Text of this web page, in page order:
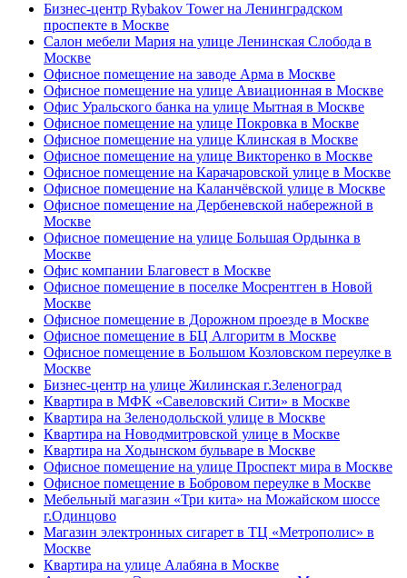
Бизнес-центр Rybakov Tower на Ленинградском
проспекте в Москве
Салон мебели Мария на улице Ленинская Слобода в
Москве
Офисное помещение на заводе Арма в Москве
Офисное помещение на улице Авиационная в Москве
Офис Уральского банка на улице Мытная в Москве
Офисное помещение на улице Покровка в Москве
Офисное помещение на улице Клинская в Москве
Офисное помещение на улице Викторенко в Москве
Офисное помещение на Карачаровской улице в Москве
Офисное помещение на Каланчёвской улице в Москве
Офисное помещение на Дербеневской набережной в
Москве
Офисное помещение на улице Большая Ордынка в
Москве
Офис компании Благовест в Москве
Офисное помещение в поселке Мосрентген в Новой
Москве
Офисное помещение в Дорожном проезде в Москве
Офисное помещение в БЦ Алгоритм в Москве
Офисное помещение в Большом Козловском переулке в
Москве
Бизнес-центр на улице Жилинская г.Зеленоград
Квартира в МФК «Савеловский Сити» в Москве
Квартира на Зеленодольской улице в Москве
Квартира на Новодмитровской улице в Москве
Квартира на Ходынском бульваре в Москве
Офисное помещение на улице Проспект мира в Москве
Офисное помещение в Бобровом переулке в Москве
Мебельный магазин «Три кита» на Можайском шоссе
г.Одинцово
Магазин электронных сигарет в ТЦ «Метрополис» в
Москве
Квартира на улице Алабяна в Москве